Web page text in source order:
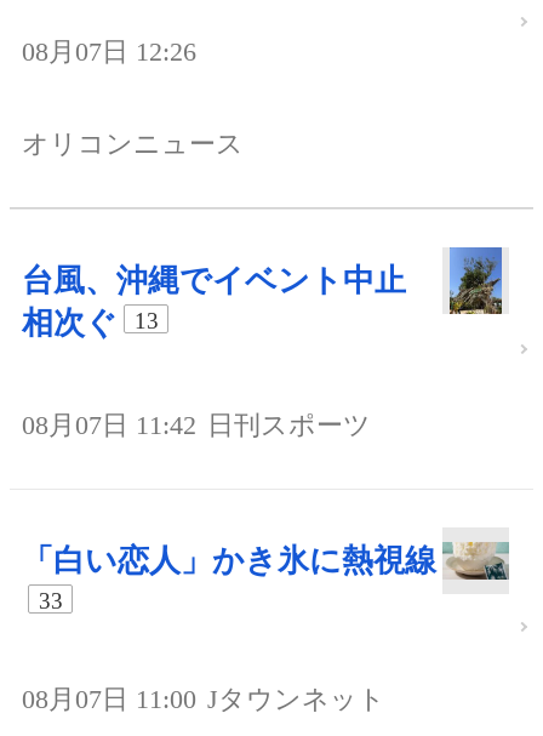
08月07日 12:26
オリコンニュース
台風、沖縄でイベント中止
相次ぐ
13
08月07日 11:42 日刊スポーツ
「白い恋人」かき氷に熱視線
33
08月07日 11:00 Jタウンネット